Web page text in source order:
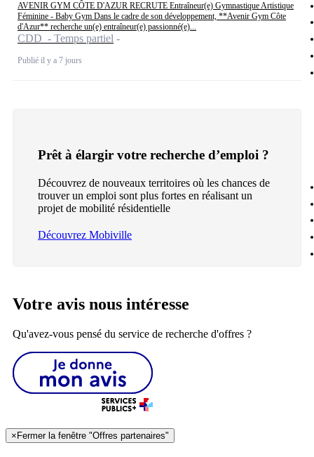
AVENIR GYM CÔTE D'AZUR RECRUTE Entraîneur(e) Gymnastique Artistique
Féminine - Baby Gym Dans le cadre de son développement, **Avenir Gym Côte
d'Azur** recherche un(e) entraîneur(e) passionné(e)...
CDD - Temps partiel
Publié il y a 7 jours
Prêt à élargir votre recherche d’emploi ?
Découvrez de nouveaux territoires où les chances de
trouver un emploi sont plus fortes en réalisant un
projet de mobilité résidentielle
Découvrez Mobiville
Votre avis nous intéresse
Qu'avez-vous pensé du service de recherche d'offres ?
× Fermer la fenêtre "Offres partenaires"